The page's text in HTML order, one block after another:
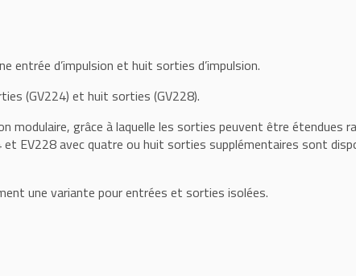
entrée d’impulsion et huit sorties d’impulsion.
(GV224) et huit sorties (GV228).
modulaire, grâce à laquelle les sorties peuvent être étendues
EV228 avec quatre ou huit sorties supplémentaires sont
une variante pour entrées et sorties isolées.